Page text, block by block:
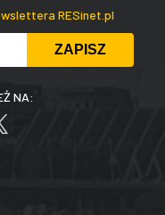
RESinet.pl
NA: